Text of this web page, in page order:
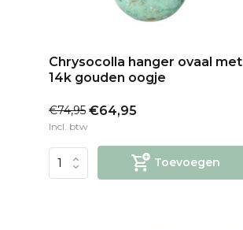
Chrysocolla hanger ovaal met
14k gouden oogje
€74,95 €64,95
Incl. btw
Toevoegen